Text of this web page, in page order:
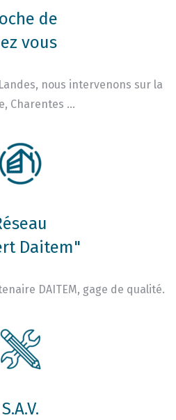
de
vous
nous intervenons sur la
Charentes …
Daitem"
DAITEM, gage de qualité.
S.A.V.